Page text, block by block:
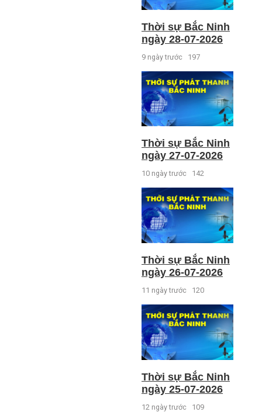
Thời sự Bắc Ninh
ngày 28-07-2026
9 ngày trước 197
Thời sự Bắc Ninh
ngày 27-07-2026
10 ngày trước 142
Thời sự Bắc Ninh
ngày 26-07-2026
11 ngày trước 120
Thời sự Bắc Ninh
ngày 25-07-2026
12 ngày trước 109